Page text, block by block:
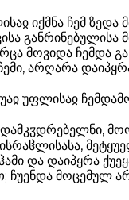
იქმნა ჩემ ზედა
განრინებულისა
მოვიდა ჩემდა
არღარა
უფლისაჲ
დამკჳდრებელნი,
და დაიპყრა
ჩუენდა მოცემულ